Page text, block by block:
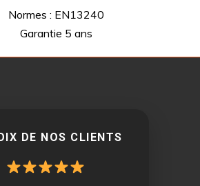
Normes : EN13240
Garantie 5 ans
DE NOS CLIENTS